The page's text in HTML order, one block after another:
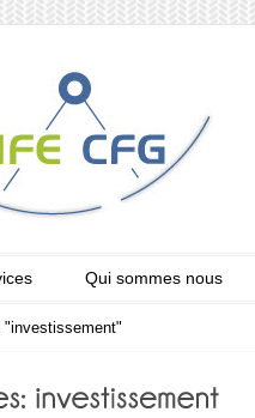
Qui sommes nous
"investissement"